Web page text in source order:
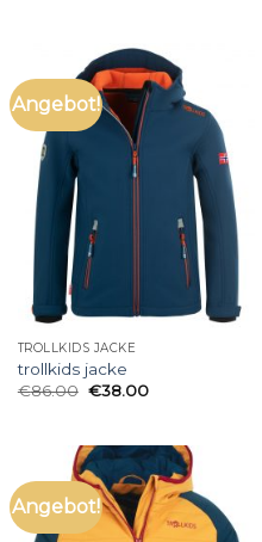
Angebot!
TROLLKIDS JACKE
trollkids jacke
€86.00 €38.00
Angebot!